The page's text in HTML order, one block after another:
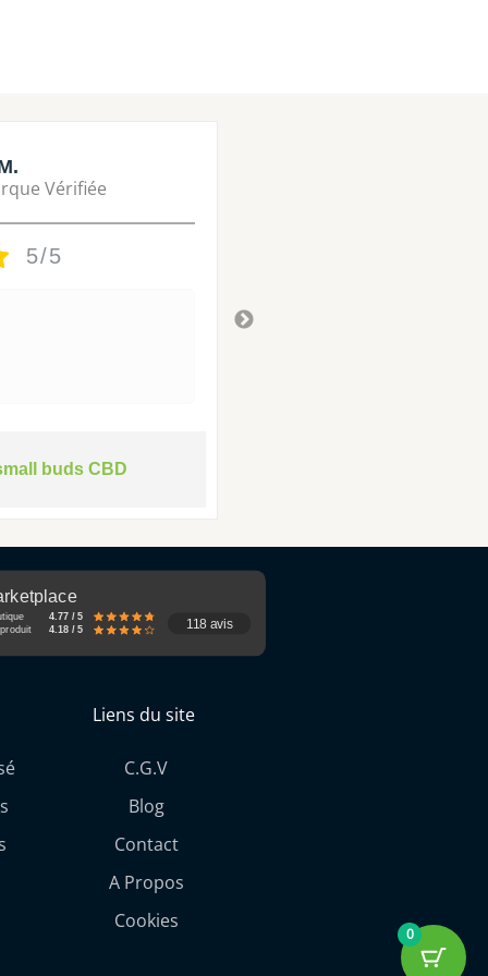
Vérifiée
5/5
buds CBD
4.77 / 5
4.18 / 5 118 avis
Liens du site
C.G.V
Blog
Contact
A Propos
Cookies
0